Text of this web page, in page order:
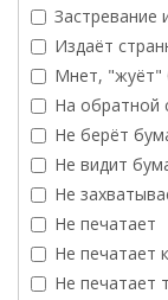
Застревание
Издаёт
Мнет, "жуёт"
На обратной
Не берёт
Не видит
Не
Не печатает
Не печатает
Не печатает